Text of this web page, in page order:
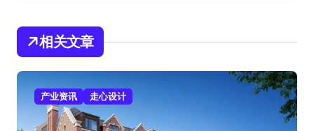
相关文章
产业资讯 走心设计